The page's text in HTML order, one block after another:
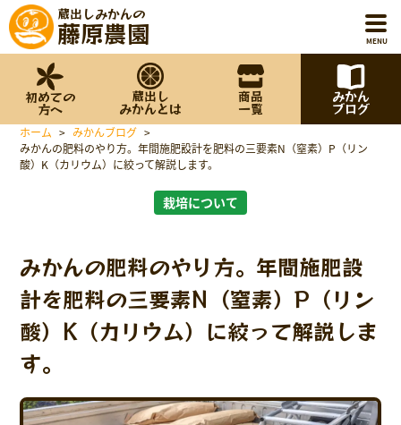
蔵出しみかんの
藤原農園 MENU
初めての方へ
蔵出しみかんとは
みかんブログ
藤原農園について
採用情報について
初めての
方へ
蔵出し
みかんとは
商品
一覧
みかん
ブログ
ホーム > みかんブログ >
みかんの肥料のやり方。年間施肥設計を肥料の三要素N（窒素）P（リン
酸）K（カリウム）に絞って解説します。
栽培について
みかんの肥料のやり方。年間施肥設
計を肥料の三要素N（窒素）P（リン
酸）K（カリウム）に絞って解説しま
す。